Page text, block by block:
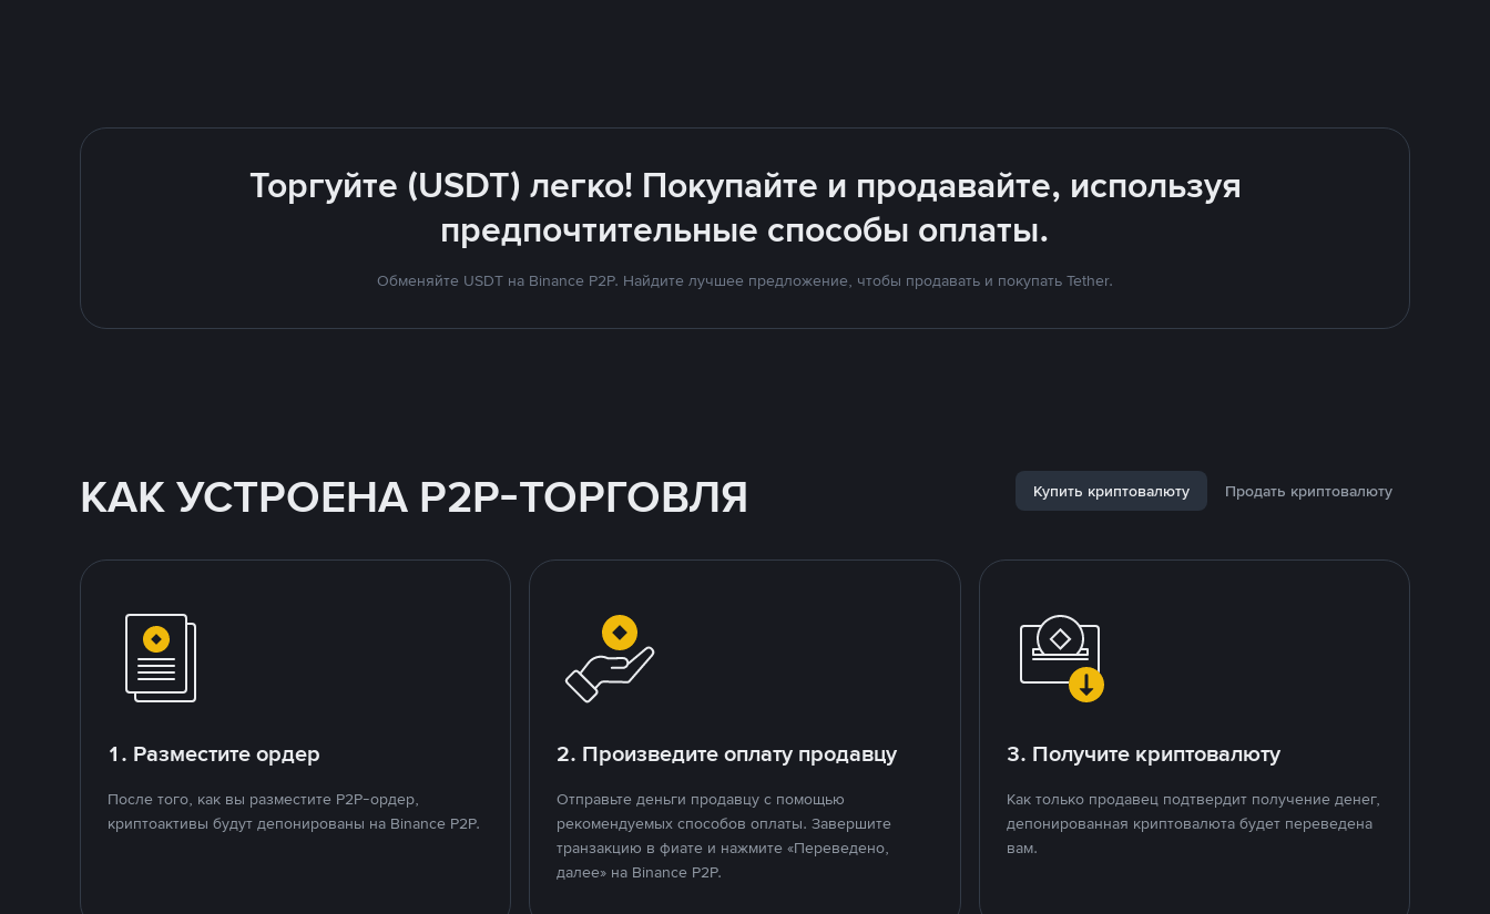
Торгуйте (USDT) легко! Покупайте и продавайте, используя
предпочтительные способы оплаты.
Обменяйте USDT на Binance P2P. Найдите лучшее предложение, чтобы продавать и покупать Tether.
КАК УСТРОЕНА P2P-ТОРГОВЛЯ Купить криптовалюту Продать криптовалюту
1. Разместите ордер
После того, как вы разместите P2P-ордер,
криптоактивы будут депонированы на Binance P2P.
2. Произведите оплату продавцу
Отправьте деньги продавцу с помощью
рекомендуемых способов оплаты. Завершите
транзакцию в фиате и нажмите «Переведено,
далее» на Binance P2P.
3. Получите криптовалюту
Как только продавец подтвердит получение денег,
депонированная криптовалюта будет переведена
вам.